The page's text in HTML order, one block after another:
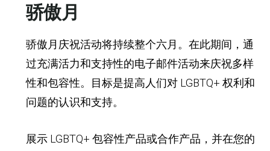
骄傲月
骄傲月庆祝活动将持续整个六月。在此期间，通
过充满活力和支持性的电子邮件活动来庆祝多样
性和包容性。目标是提高人们对 LGBTQ+ 权利和
问题的认识和支持。
展示 LGBTQ+ 包容性产品或合作产品，并在您的